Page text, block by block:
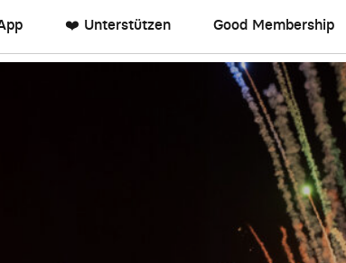
❤️ Unterstützen Good Membership